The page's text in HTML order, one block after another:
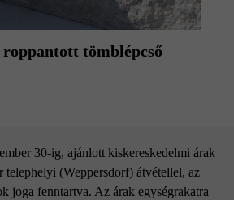
tömblépcső
30-ig, ajánlott kiskereskedelmi árak
telephelyi (Weppersdorf) átvétellel, az
joga fenntartva. Az árak egységrakatra